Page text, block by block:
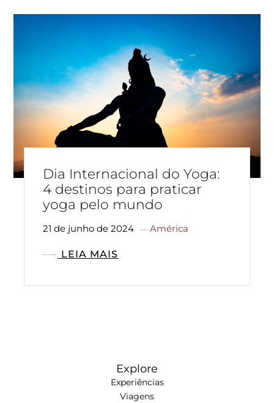
Dia Internacional do Yoga:
4 destinos para praticar
yoga pelo mundo
21 de junho de 2024 América
LEIA MAIS
Explore
Experiências
Viagens